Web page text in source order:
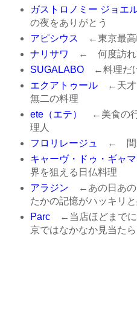
ガストロノミー ジョエ
の夜をありがとう
アピシウス ←東京最高
ナリサワ ← 何度訪れ
SUGALABO←料理だけ
エクアトゥール←天才
無二の料理
ete（エテ）
←美食の行
理人
フロリレージュ
← 間違
キャーヴ・ドゥ・ギャ
界を狙える日仏料理
アラジン ←あの日あの
たかの記憶がハッキリ
Parc←当店ほどまでに
京ではなかなか見当た